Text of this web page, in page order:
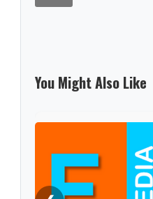
You Might Also Like